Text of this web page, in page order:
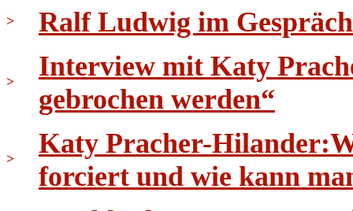
> Ralf Ludwig im
>
Interview mit Katy
gebrochen werden“
>
Katy Pracher-
forciert und wie kann